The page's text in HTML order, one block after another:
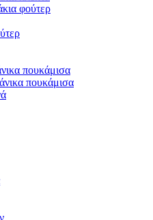
φούτερ
πουκάμισα
πουκάμισα